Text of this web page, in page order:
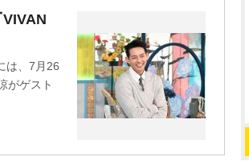
は、7月26
がゲスト